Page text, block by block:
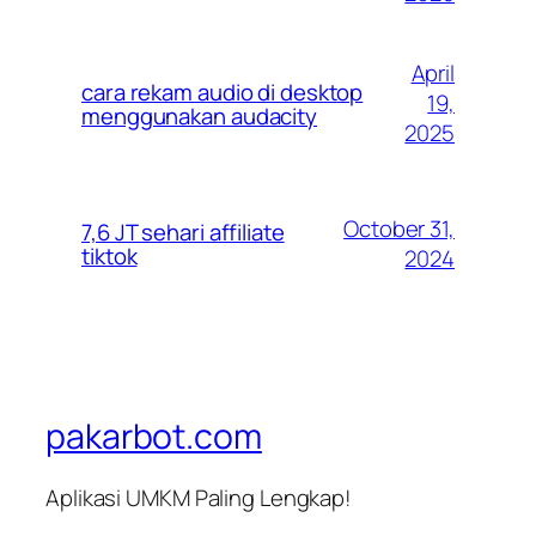
cara rekam audio di desktop
menggunakan audacity
April
19,
2025
7,6 JT sehari affiliate
tiktok
October 31,
2024
pakarbot.com
Aplikasi UMKM Paling Lengkap!